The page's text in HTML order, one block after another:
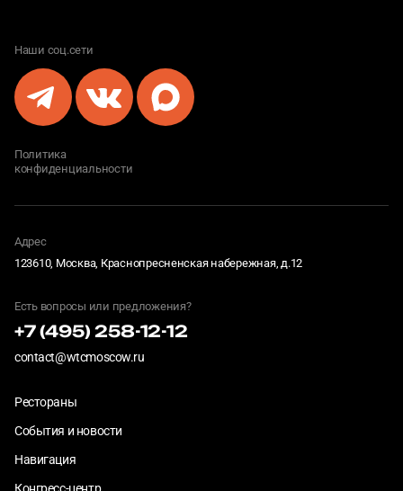
Наши соц.сети
Политика
конфиденциальности
Адрес
123610, Москва, Краснопресненская набережная, д.12
Есть вопросы или предложения?
+7 (495) 258-12-12
contact@wtcmoscow.ru
Рестораны
События и новости
Навигация
Конгресс-центр